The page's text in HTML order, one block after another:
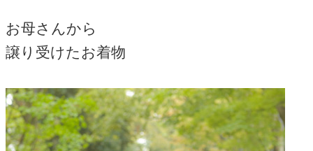
お母さんから
譲り受けたお着物